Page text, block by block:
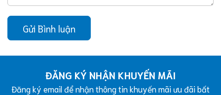
Gửi Bình luận
ĐĂNG KÝ NHẬN KHUYẾN MÃI
Đăng ký email để nhận thông tin khuyến mãi ưu đãi bất